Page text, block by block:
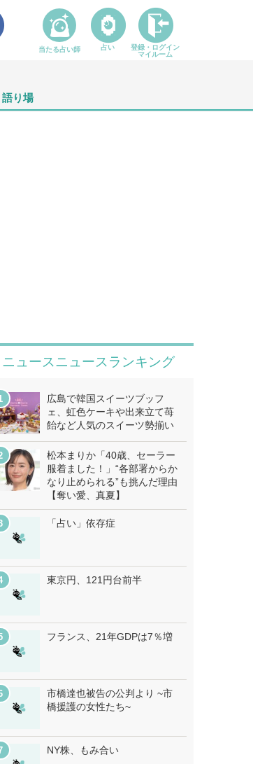
語り場
ニュースニュースランキング
広島で韓国スイーツブッフ
ェ、虹色ケーキや出来立て苺
飴など人気のスイーツ勢揃い
松本まりか「40歳、セーラー
服着ました！」“各部署からか
なり止められる”も挑んだ理由
【奪い愛、真夏】
「占い」依存症
東京円、121円台前半
フランス、21年GDPは7％増
市橋達也被告の公判より ~市
橋援護の女性たち~
NY株、もみ合い
当たる占い師 占い
登録・ログイン
マイルーム